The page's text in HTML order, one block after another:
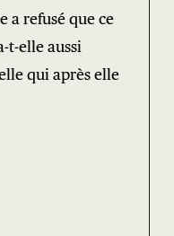
a refusé que ce
t-elle aussi
qui après elle